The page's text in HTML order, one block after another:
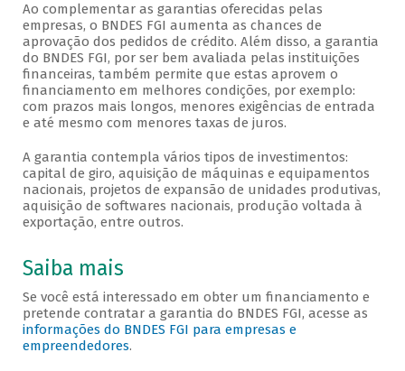
Ao complementar as garantias oferecidas pelas
empresas, o BNDES FGI aumenta as chances de
aprovação dos pedidos de crédito. Além disso, a garantia
do BNDES FGI, por ser bem avaliada pelas instituições
financeiras, também permite que estas aprovem o
financiamento em melhores condições, por exemplo:
com prazos mais longos, menores exigências de entrada
e até mesmo com menores taxas de juros.
A garantia contempla vários tipos de investimentos:
capital de giro, aquisição de máquinas e equipamentos
nacionais, projetos de expansão de unidades produtivas,
aquisição de softwares nacionais, produção voltada à
exportação, entre outros.
Saiba mais
Se você está interessado em obter um financiamento e
pretende contratar a garantia do BNDES FGI, acesse as
informações do BNDES FGI para empresas e
empreendedores.